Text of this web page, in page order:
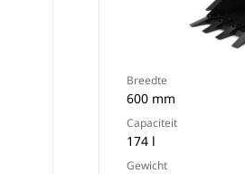
Breedte
600 mm
Capaciteit
174 l
Gewicht